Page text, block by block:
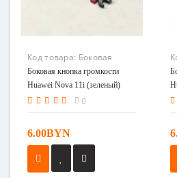
Код товара: Боковая
кнопка громкости Huawei
Nova 11i (зеленый)
Боковая кнопка громкости
Huawei Nova 11i (зеленый)
0
6.00BYN